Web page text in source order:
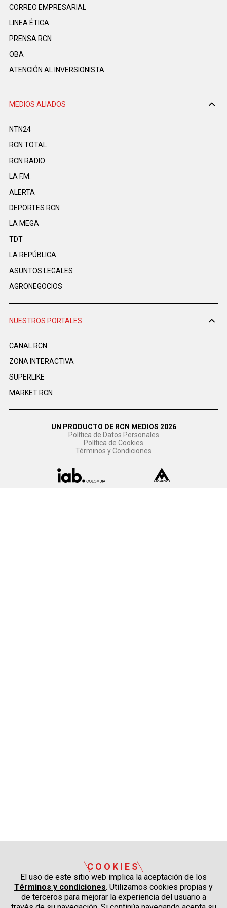
CORREO EMPRESARIAL
LINEA ÉTICA
PRENSA RCN
OBA
ATENCIÓN AL INVERSIONISTA
MEDIOS ALIADOS
NTN24
RCN TOTAL
RCN RADIO
LA F.M.
ALERTA
DEPORTES RCN
LA MEGA
TDT
LA REPÚBLICA
ASUNTOS LEGALES
AGRONEGOCIOS
NUESTROS PORTALES
CANAL RCN
ZONA INTERACTIVA
SUPERLIKE
MARKET RCN
UN PRODUCTO DE RCN MEDIOS 2026
Política de Datos Personales
Política de Cookies
Términos y Condiciones
COOKIES
El uso de este sitio web implica la aceptación de los
Términos y condiciones. Utilizamos cookies propias y
de terceros para mejorar la experiencia del usuario a